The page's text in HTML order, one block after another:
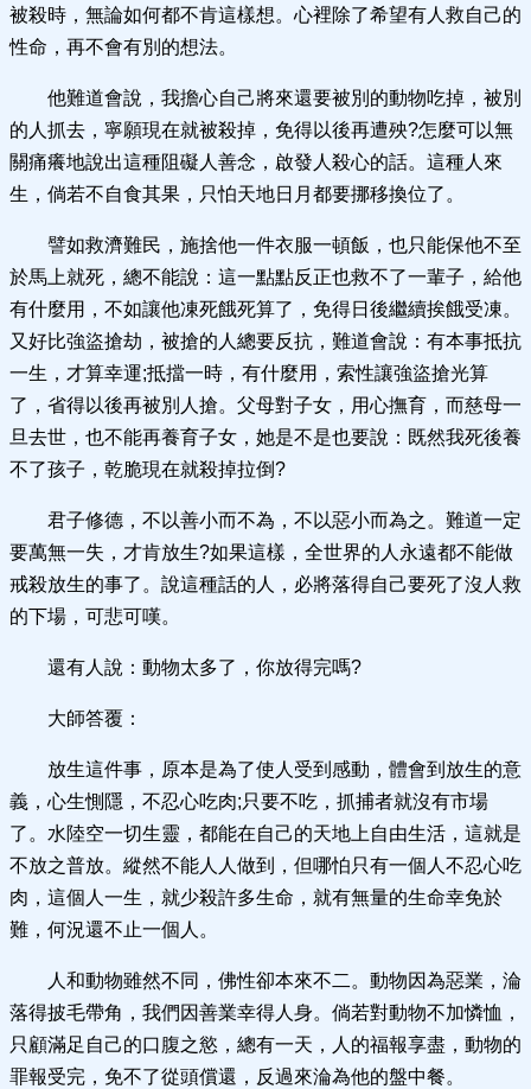
被殺時，無論如何都不肯這樣想。心裡除了希望有人救自己的
性命，再不會有別的想法。
他難道會說，我擔心自己將來還要被別的動物吃掉，被別
的人抓去，寧願現在就被殺掉，免得以後再遭殃?怎麼可以無
關痛癢地說出這種阻礙人善念，啟發人殺心的話。這種人來
生，倘若不自食其果，只怕天地日月都要挪移換位了。
譬如救濟難民，施捨他一件衣服一頓飯，也只能保他不至
於馬上就死，總不能說：這一點點反正也救不了一輩子，給他
有什麼用，不如讓他凍死餓死算了，免得日後繼續挨餓受凍。
又好比強盜搶劫，被搶的人總要反抗，難道會說：有本事抵抗
一生，才算幸運;抵擋一時，有什麼用，索性讓強盜搶光算
了，省得以後再被別人搶。父母對子女，用心撫育，而慈母一
旦去世，也不能再養育子女，她是不是也要說：既然我死後養
不了孩子，乾脆現在就殺掉拉倒?
君子修德，不以善小而不為，不以惡小而為之。難道一定
要萬無一失，才肯放生?如果這樣，全世界的人永遠都不能做
戒殺放生的事了。說這種話的人，必將落得自己要死了沒人救
的下場，可悲可嘆。
還有人說：動物太多了，你放得完嗎?
大師答覆：
放生這件事，原本是為了使人受到感動，體會到放生的意
義，心生惻隱，不忍心吃肉;只要不吃，抓捕者就沒有市場
了。水陸空一切生靈，都能在自己的天地上自由生活，這就是
不放之普放。縱然不能人人做到，但哪怕只有一個人不忍心吃
肉，這個人一生，就少殺許多生命，就有無量的生命幸免於
難，何況還不止一個人。
人和動物雖然不同，佛性卻本來不二。動物因為惡業，淪
落得披毛帶角，我們因善業幸得人身。倘若對動物不加憐恤，
只顧滿足自己的口腹之慾，總有一天，人的福報享盡，動物的
罪報受完，免不了從頭償還，反過來淪為他的盤中餐。